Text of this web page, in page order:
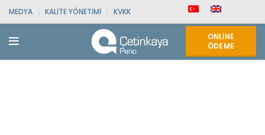
MEDYA KALITE YÖNETIMI KVKK
ONLINE
ÖDEME